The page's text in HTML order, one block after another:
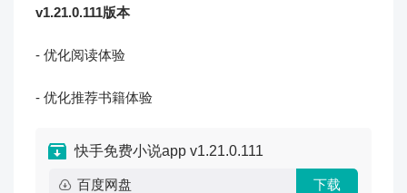
v1.21.0.111版本
- 优化阅读体验
- 优化推荐书籍体验
快手免费小说app v1.21.0.111
百度网盘 下载